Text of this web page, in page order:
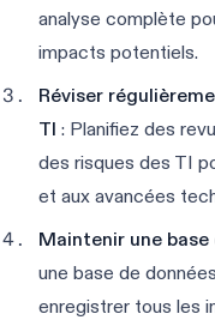
analyse complète
impacts potentiels.
Réviser
TI : Planifiez des
des risques des TI
et aux avancées
Maintenir une
une base de
enregistrer tous les